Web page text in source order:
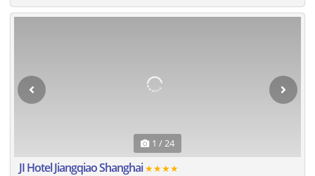
1 / 24
JI Hotel Jiangqiao Shanghai★★★★